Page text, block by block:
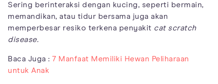
Sering berinteraksi dengan kucing, seperti bermain,
memandikan, atau tidur bersama juga akan
memperbesar resiko terkena penyakit cat scratch
disease.
Baca Juga : 7 Manfaat Memiliki Hewan Peliharaan
untuk Anak